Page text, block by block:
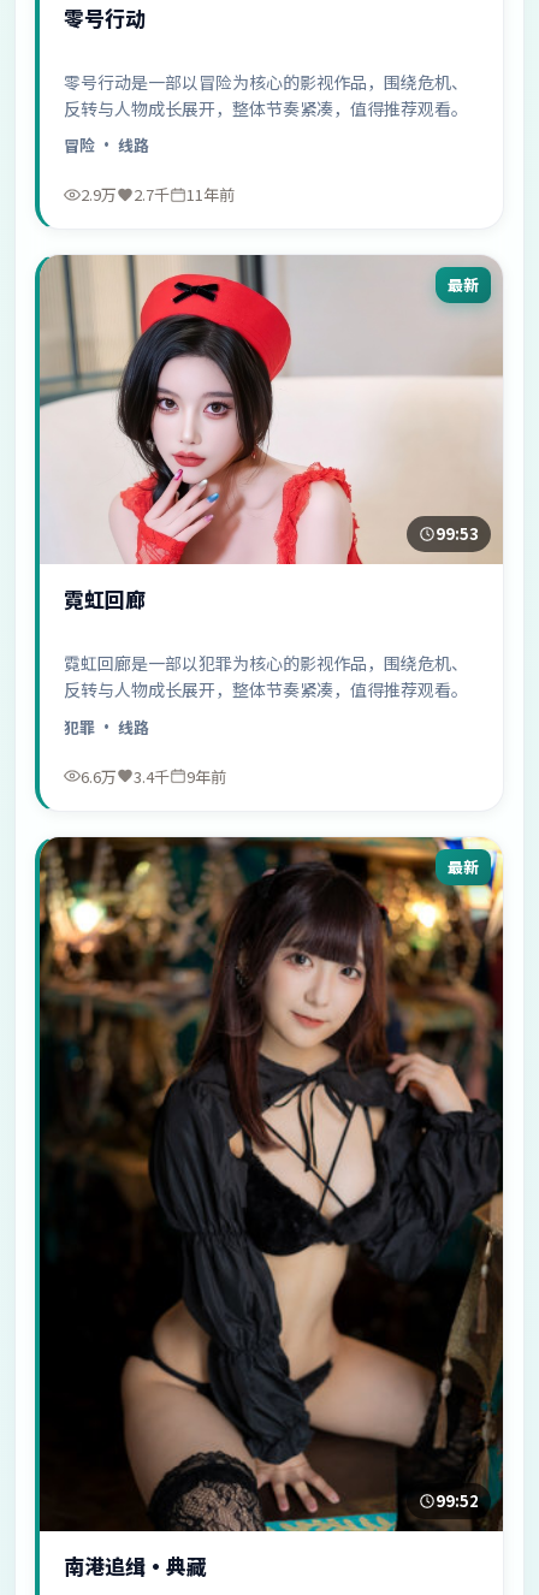
零号行动
零号行动是一部以冒险为核心的影视作品，围绕危机、
反转与人物成长展开，整体节奏紧凑，值得推荐观看。
冒险 · 线路
2.9万 2.7千 11年前
最新
99:53
霓虹回廊
霓虹回廊是一部以犯罪为核心的影视作品，围绕危机、
反转与人物成长展开，整体节奏紧凑，值得推荐观看。
犯罪 · 线路
6.6万 3.4千 9年前
最新
99:52
南港追缉·典藏